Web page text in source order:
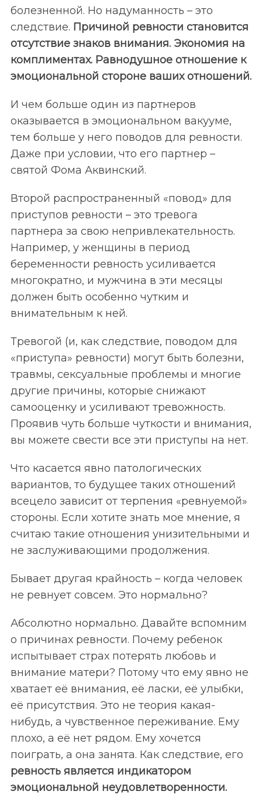
болезненной. Но надуманность – это
следствие. Причиной ревности становится
отсутствие знаков внимания. Экономия на
комплиментах. Равнодушное отношение к
эмоциональной стороне ваших отношений.
И чем больше один из партнеров
оказывается в эмоциональном вакууме,
тем больше у него поводов для ревности.
Даже при условии, что его партнер –
святой Фома Аквинский.
Второй распространенный «повод» для
приступов ревности – это тревога
партнера за свою непривлекательность.
Например, у женщины в период
беременности ревность усиливается
многократно, и мужчина в эти месяцы
должен быть особенно чутким и
внимательным к ней.
Тревогой (и, как следствие, поводом для
«приступа» ревности) могут быть болезни,
травмы, сексуальные проблемы и многие
другие причины, которые снижают
самооценку и усиливают тревожность.
Проявив чуть больше чуткости и внимания,
вы можете свести все эти приступы на нет.
Что касается явно патологических
вариантов, то будущее таких отношений
всецело зависит от терпения «ревнуемой»
стороны. Если хотите знать мое мнение, я
считаю такие отношения унизительными и
не заслуживающими продолжения.
Бывает другая крайность – когда человек
не ревнует совсем. Это нормально?
Абсолютно нормально. Давайте вспомним
о причинах ревности. Почему ребенок
испытывает страх потерять любовь и
внимание матери? Потому что ему явно не
хватает её внимания, её ласки, её улыбки,
её присутствия. Это не теория какая-
нибудь, а чувственное переживание. Ему
плохо, а её нет рядом. Ему хочется
поиграть, а она занята. Как следствие, его
ревность является индикатором
эмоциональной неудовлетворенности.
S
e
c
h
f
o
:
По авторам